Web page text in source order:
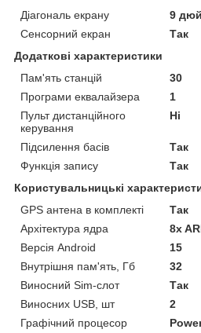
Діагональ екрану
9
Сенсорний екран
Так
Додаткові характеристики
Пам'ять станцій
30
Програми еквалайзера
1
Пульт дистанційного
керування
Ні
Підсилення басів
Так
Функція запису
Так
Користувальницькі
GPS антена в комплекті
Так
Архітектура ядра
8x
Версія Android
15
Внутрішня пам'ять, Гб
32
Виносний Sim-слот
Так
Виносних USB, шт
2
Графічний процесор